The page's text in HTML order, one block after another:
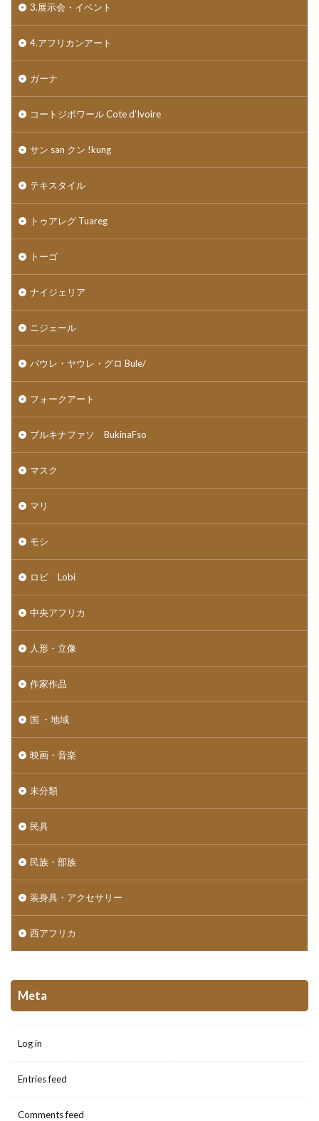
3.展示会・イベント
4.アフリカンアート
ガーナ
コートジボワール Cote d’Ivoire
サン san クン !kung
テキスタイル
トゥアレグ Tuareg
トーゴ
ナイジェリア
ニジェール
バウレ・ヤウレ・グロ Bule/
フォークアート
ブルキナファソ BukinaFso
マスク
マリ
モシ
ロビ Lobi
中央アフリカ
人形・立像
作家作品
国 ・地域
映画・音楽
未分類
民具
民族・部族
装身具・アクセサリー
西アフリカ
Meta
Log in
Entries feed
Comments feed